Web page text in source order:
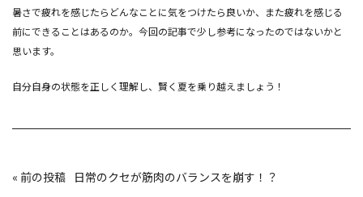
暑さで疲れを感じたらどんなことに気をつけたら良いか、また疲れを感じる
前にできることはあるのか。今回の記事で少し参考になったのではないかと
思います。
自分自身の状態を正しく理解し、賢く夏を乗り越えましょう！
投
稿
«
日常のクセが筋肉のバランスを崩す！？